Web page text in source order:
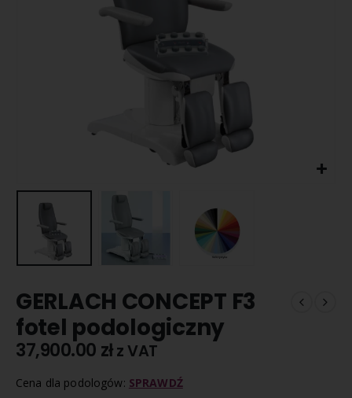
GERLACH CONCEPT F3
fotel podologiczny
37,900.00 złz VAT
Cena dla podologów: SPRAWDŹ